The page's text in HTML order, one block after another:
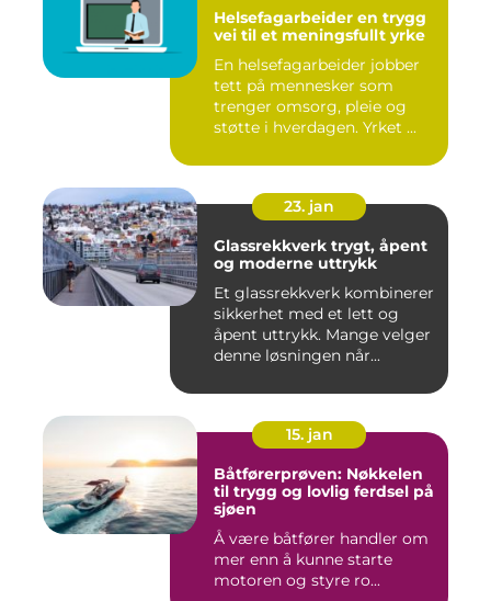
Helsefagarbeider en trygg
vei til et meningsfullt yrke
En helsefagarbeider jobber
tett på mennesker som
trenger omsorg, pleie og
støtte i hverdagen. Yrket ...
23. jan
Glassrekkverk trygt, åpent
og moderne uttrykk
Et glassrekkverk kombinerer
sikkerhet med et lett og
åpent uttrykk. Mange velger
denne løsningen når...
15. jan
Båtførerprøven: Nøkkelen
til trygg og lovlig ferdsel på
sjøen
Å være båtfører handler om
mer enn å kunne starte
motoren og styre ro...